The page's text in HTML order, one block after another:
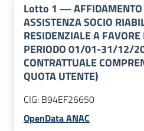
Lotto 1 —
ASSISTENZA SOCIO
RESIDENZIALE A
PERIODO 01/01-31/12/
CONTRATTUALE
QUOTA UTENTE)
CIG: B94EF26650
OpenData ANAC